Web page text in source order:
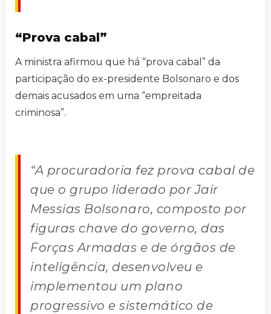
“Prova cabal”
A ministra afirmou que há “prova cabal” da
participação do ex-presidente Bolsonaro e dos
demais acusados em uma “empreitada
criminosa”.
“A procuradoria fez prova cabal de
que o grupo liderado por Jair
Messias Bolsonaro, composto por
figuras chave do governo, das
Forças Armadas e de órgãos de
inteligência, desenvolveu e
implementou um plano
progressivo e sistemático de